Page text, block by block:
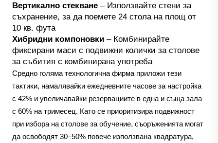
Вертикално стекване – Използвайте стени за
съхранение, за да поемете 24 стола на площ от
10 кв. фута
Хибридни компоновки – Комбинирайте
фиксирани маси с подвижни колички за столове
за събития с комбинирана употреба
Средно голяма технологична фирма приложи тези
тактики, намалявайки ежедневните часове за настройка
с 42% и увеличавайки резервациите в една и съща зала
с 60% на тримесец. Като се приоритизира подвижност
при избора на столове за обучение, съоръженията могат
да освободят 30–50% повече използвана квадратура,